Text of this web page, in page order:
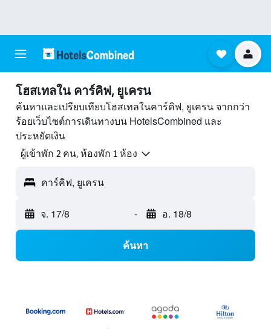
โฮสเทลใน คาร์คิฟ, ยูเครน
ค้นหาและเปรียบเทียบโฮสเทลในคาร์คิฟ, ยูเครน จากกว่า
ร้อยเว็บไซต์การเดินทางบน HotelsCombined และ
ประหยัดเงิน
ผู้เข้าพัก 2 คน, ห้องพัก 1 ห้อง
คาร์คิฟ, ยูเครน
จ. 17/8 - อ. 18/8
ค้นหา